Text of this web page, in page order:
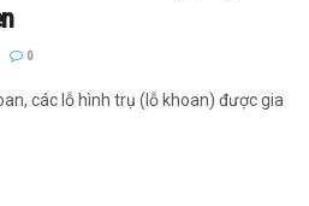
0
các lỗ hình trụ (lỗ khoan) được gia